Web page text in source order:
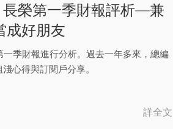
榮第一季財報評析—兼
成好朋友
季財報進行分析。過去一年多來，總編
心得與訂閱戶分享。
詳全文